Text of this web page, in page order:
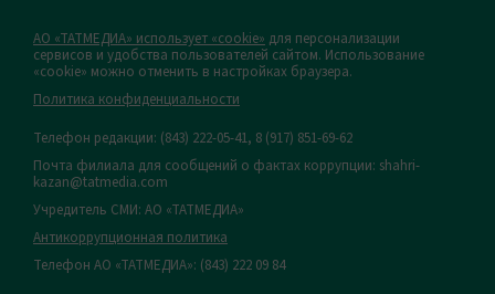
АО «ТАТМЕДИА» использует «cookie» для персонализации
сервисов и удобства пользователей сайтом. Использование
«cookie» можно отменить в настройках браузера.
Политика конфиденциальности
Телефон редакции: (843) 222-05-41, 8 (917) 851-69-62
Почта филиала для сообщений о фактах коррупции: shahri-
kazan@tatmedia.com
Учредитель СМИ: АО «ТАТМЕДИА»
Антикоррупционная политика
Телефон АО «ТАТМЕДИА»: (843) 222 09 84